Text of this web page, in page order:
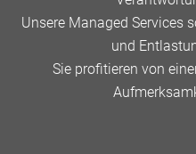
Unsere Managed Services
und
Sie profitieren von